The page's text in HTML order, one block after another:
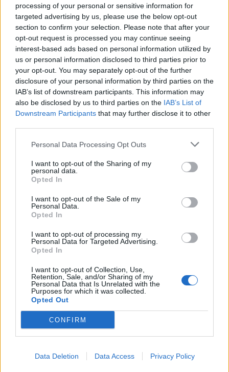
processing of your personal or sensitive information for
targeted advertising by us, please use the below opt-out
section to confirm your selection. Please note that after your
opt-out request is processed you may continue seeing
interest-based ads based on personal information utilized by
us or personal information disclosed to third parties prior to
your opt-out. You may separately opt-out of the further
disclosure of your personal information by third parties on the
IAB’s list of downstream participants. This information may
also be disclosed by us to third parties on the IAB’s List of
Downstream Participants that may further disclose it to other
Personal Data Processing Opt Outs
I want to opt-out of the Sharing of my
personal data.
Opted In
I want to opt-out of the Sale of my
Personal Data.
Opted In
I want to opt-out of processing my
Personal Data for Targeted Advertising.
Opted In
I want to opt-out of Collection, Use,
Retention, Sale, and/or Sharing of my
Personal Data that Is Unrelated with the
Purposes for which it was collected.
Opted Out
CONFIRM
Data Deletion Data Access Privacy Policy
SHARE.
Twitter Facebook Google+ Pinterest LinkedIn
Tumblr Email
relatedposts
ανάλαφρες μπίρες κερδίζουν το ελληνικό καλοκαίρι
09/08/2026